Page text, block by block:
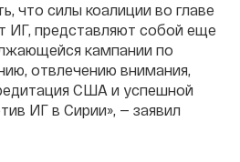
что силы коалиции во главе
представляют собой еще
кампании по
отвлечению внимания,
США и успешной
ИГ в Сирии», — заявил